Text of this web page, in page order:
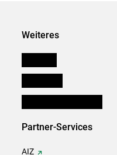
Weiteres
Partner-Services
AIZ